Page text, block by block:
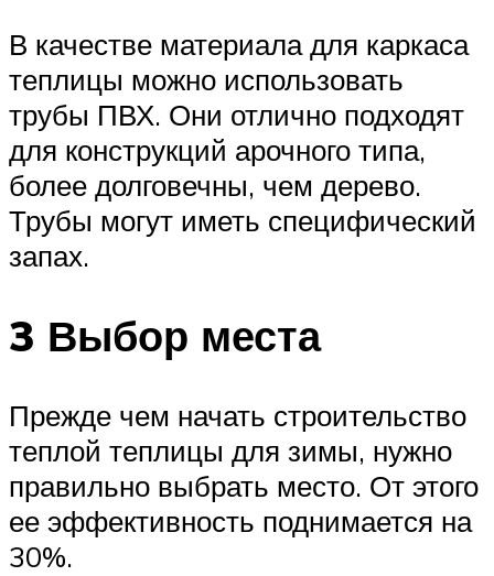
В качестве материала для каркаса
теплицы можно использовать
трубы ПВХ. Они отлично подходят
для конструкций арочного типа,
более долговечны, чем дерево.
Трубы могут иметь специфический
запах.
3 Выбор места
Прежде чем начать строительство
теплой теплицы для зимы, нужно
правильно выбрать место. От этого
ее эффективность поднимается на
30%.